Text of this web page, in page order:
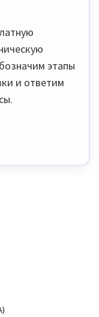
этапы
и ответим